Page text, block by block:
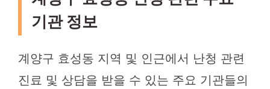
기관 정보
계양구 효성동 지역 및 인근에서 난청 관련
진료 및 상담을 받을 수 있는 주요 기관들의